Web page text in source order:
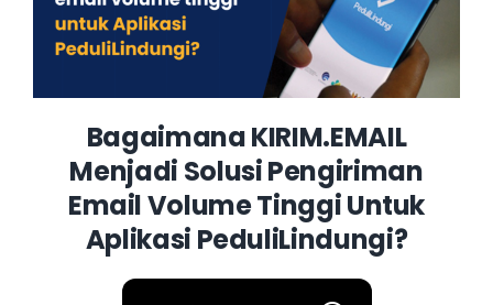
Bagaimana KIRIM.EMAIL
Menjadi Solusi Pengiriman
Email Volume Tinggi Untuk
Aplikasi PeduliLindungi?